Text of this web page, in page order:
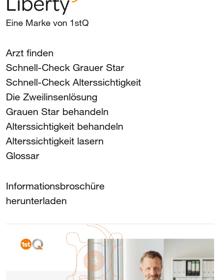
Eine Marke von 1stQ
Arzt finden
Schnell-Check Grauer Star
Schnell-Check Alterssichtigkeit
Die Zweilinsenlösung
Grauen Star behandeln
Alterssichtigkeit behandeln
Alterssichtigkeit lasern
Glossar
Informationsbroschüre
herunterladen